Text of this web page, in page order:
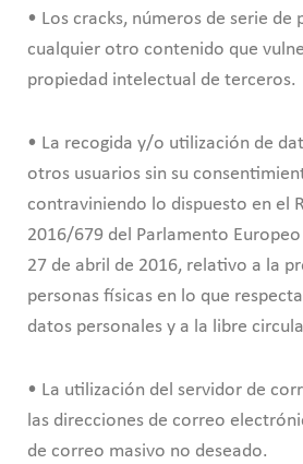
• Los cracks, números de serie de
cualquier otro contenido que
propiedad intelectual de terceros.
• La recogida y/o utilización de
otros usuarios sin su
contraviniendo lo dispuesto en el
2016/679 del Parlamento
27 de abril de 2016, relativo a la
personas físicas en lo que
datos personales y a la libre
• La utilización del servidor de
las direcciones de correo
de correo masivo no deseado.